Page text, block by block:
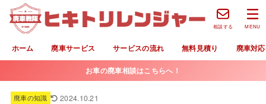
ホーム 廃車サービス サービスの流れ 無料見積り 廃車対
相談する MENU
お車の廃車相談はこちらへ！
廃車の知識 2024.10.21